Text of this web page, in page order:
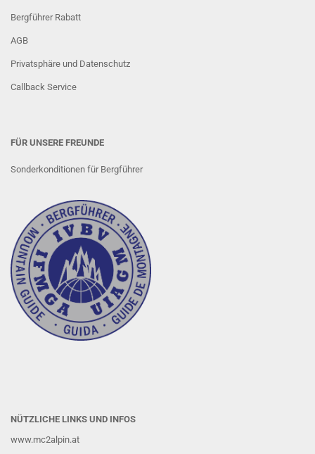
Bergführer Rabatt
AGB
Privatsphäre und Datenschutz
Callback Service
FÜR UNSERE FREUNDE
Sonderkonditionen für Bergführer
NÜTZLICHE LINKS UND INFOS
www.mc2alpin.at